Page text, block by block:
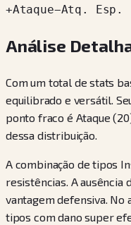
+Ataque−Atq. Esp.
Análise
Com um total de stats
equilibrado e versátil.
ponto fraco é Ataque
dessa distribuição.
A combinação de tipos
resistências. A ausência
vantagem defensiva. No
tipos com dano super